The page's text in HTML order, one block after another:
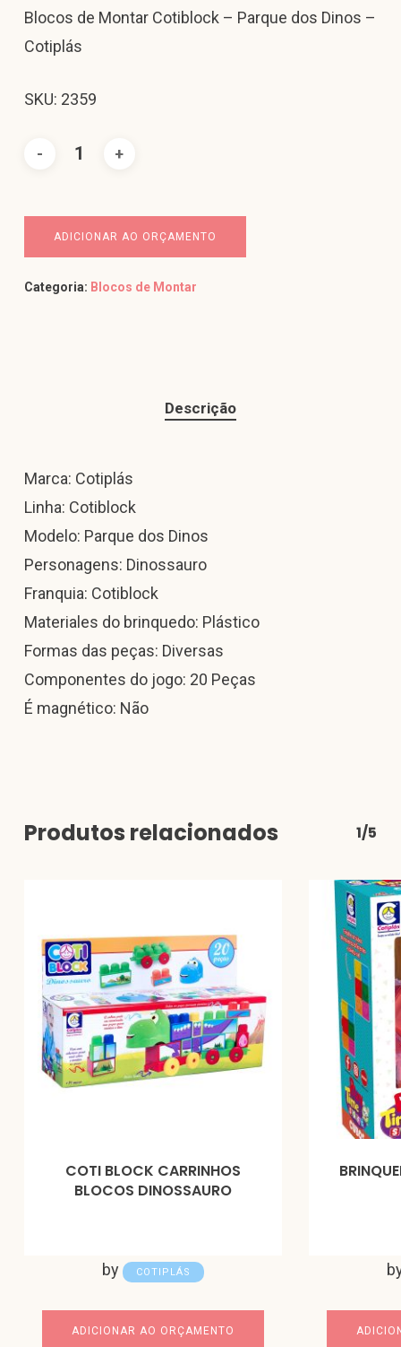
Blocos de Montar Cotiblock – Parque dos Dinos –
Cotiplás
SKU: 2359
ADICIONAR AO ORÇAMENTO
Categoria: Blocos de Montar
Descrição
Marca: Cotiplás
Linha: Cotiblock
Modelo: Parque dos Dinos
Personagens: Dinossauro
Franquia: Cotiblock
Materiales do brinquedo: Plástico
Formas das peças: Diversas
Componentes do jogo: 20 Peças
É magnético: Não
Produtos relacionados 1/5
COTI BLOCK CARRINHOS
BLOCOS DINOSSAURO
by COTIPLÁS
ADICIONAR AO ORÇAMENTO